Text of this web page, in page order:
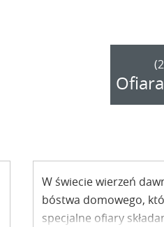
W świecie wierzeń
bóstwa domowego,
specjalne ofiary